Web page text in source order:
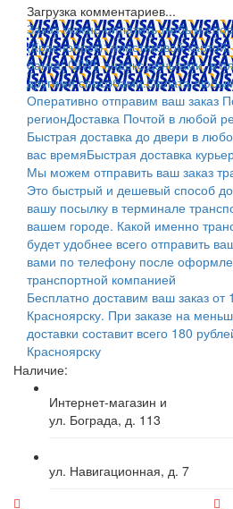
Загрузка комментариев...
Заказ можно оплатить любым
(Красноярск); пластиковой
банка; QIWI, яндекс.деньгами; в
другими способами.Оплата
Оперативно отправим ваш заказ
регионДоставка Почтой в любой
Быстрая доставка до двери в
вас времяБыстрая доставка
Мы можем отправить ваш заказ
Это быстрый и дешевый способ
вашу посылку в терминале
вашем городе. Какой именно
будет удобнее всего отправить
вами по телефону после
транспортной компанией
Бесплатно доставим ваш заказ от
Красноярску. При заказе на
доставки составит всего 180
Красноярску
Наличие:
Интернет-магазин и
ул. Бограда, д. 113
ул. Навигационная, д. 7